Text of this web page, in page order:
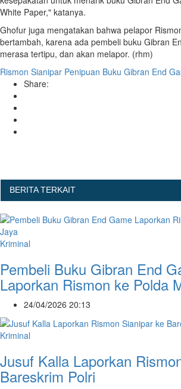
White Paper," katanya.
Ghofur juga mengatakan bahwa pelapor
bertambah, karena ada pembeli buku Gibran
merasa tertipu, dan akan melapor. (rhm)
Rismon Sianipar Penipuan Buku Gibran End
Share:
BERITA TERKAIT
Kriminal
Pembeli Buku Gibran End
Laporkan Rismon ke Polda
24/04/2026 20:13
Kriminal
Jusuf Kalla Laporkan
Bareskrim Polri